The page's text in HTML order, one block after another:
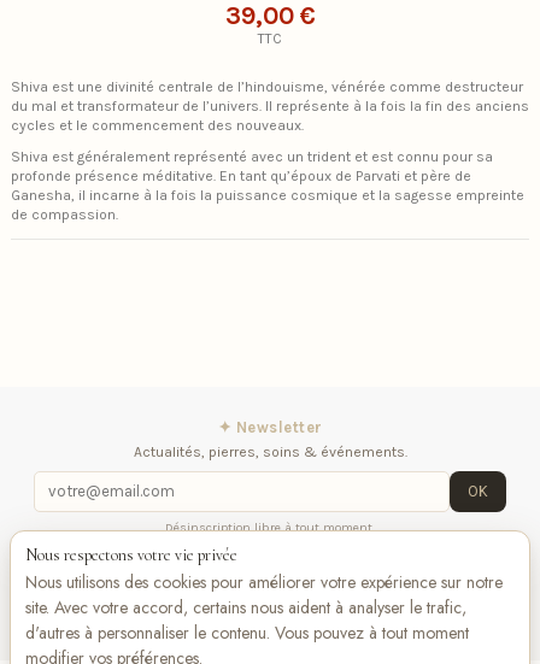
39,00 €
TTC
Shiva est une divinité centrale de l’hindouisme, vénérée comme destructeur
du mal et transformateur de l’univers. Il représente à la fois la fin des anciens
cycles et le commencement des nouveaux.
Shiva est généralement représenté avec un trident et est connu pour sa
profonde présence méditative. En tant qu’époux de Parvati et père de
Ganesha, il incarne à la fois la puissance cosmique et la sagesse empreinte
de compassion.
✦ Newsletter
Actualités, pierres, soins & événements.
OK
Désinscription libre à tout moment.
Mentions légales
nous
Nous respectons votre vie privée
Nous utilisons des cookies pour améliorer votre expérience sur notre
site. Avec votre accord, certains nous aident à analyser le trafic,
d'autres à personnaliser le contenu. Vous pouvez à tout moment
modifier vos préférences.